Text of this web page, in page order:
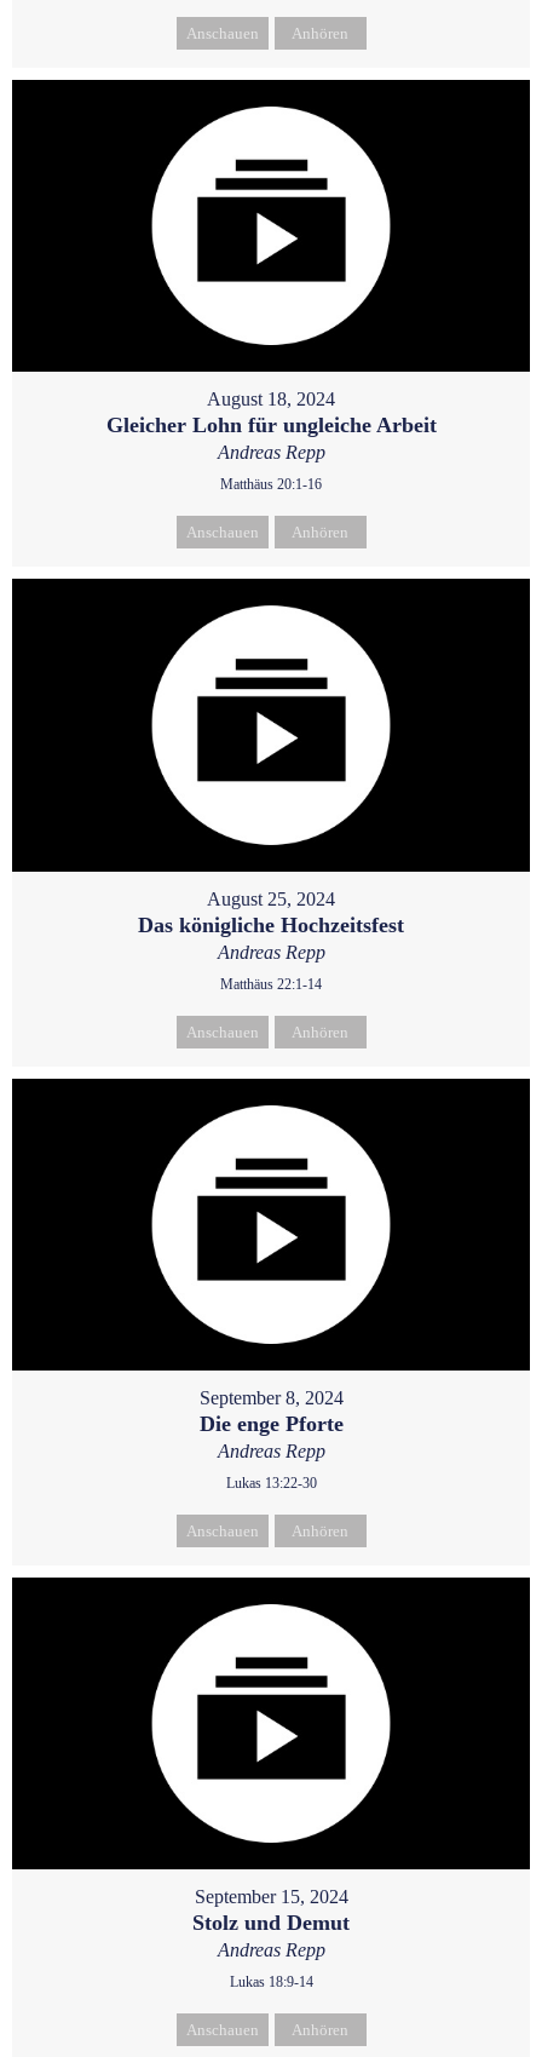
Anschauen Anhören
August 18, 2024
Gleicher Lohn für ungleiche Arbeit
Andreas Repp
Matthäus 20:1-16
Anschauen Anhören
August 25, 2024
Das königliche Hochzeitsfest
Andreas Repp
Matthäus 22:1-14
Anschauen Anhören
September 8, 2024
Die enge Pforte
Andreas Repp
Lukas 13:22-30
Anschauen Anhören
September 15, 2024
Stolz und Demut
Andreas Repp
Lukas 18:9-14
Anschauen Anhören